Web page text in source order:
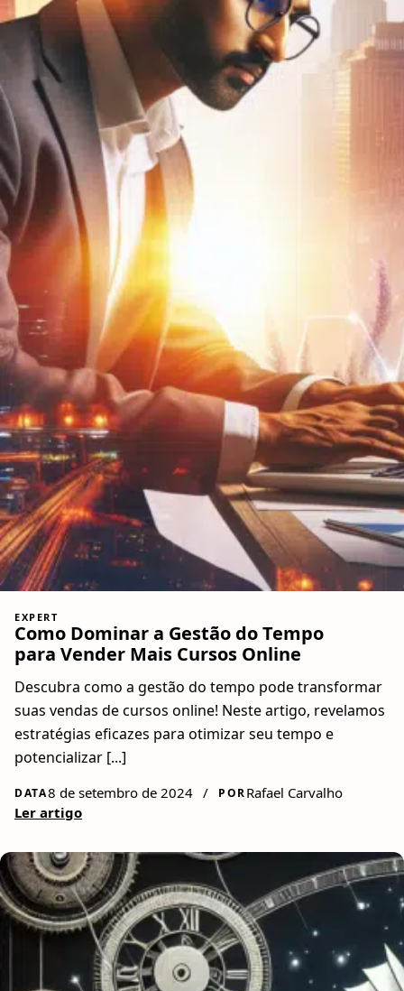
EXPERT
Como Dominar a Gestão do Tempo
para Vender Mais Cursos Online
Descubra como a gestão do tempo pode transformar
suas vendas de cursos online! Neste artigo, revelamos
estratégias eficazes para otimizar seu tempo e
potencializar [...]
DATA8 de setembro de 2024 / PORRafael Carvalho
Ler artigo